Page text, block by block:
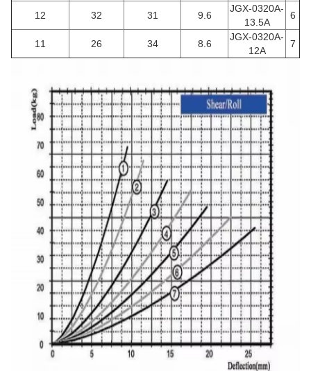
6
JGX-0320A-
13.5A
9.6
31
32
12
7
JGX-0320A-
12A
8.6
34
26
11